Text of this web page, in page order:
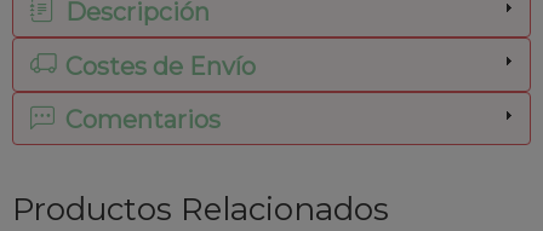
Descripción
Costes de Envío
Comentarios
Productos Relacionados